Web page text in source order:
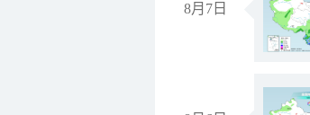
8月7日